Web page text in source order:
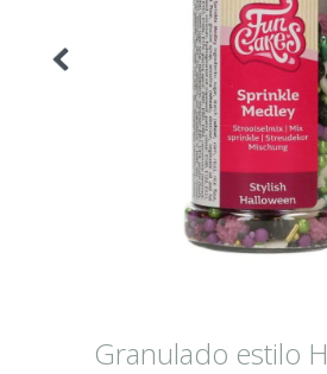
Granulado estilo